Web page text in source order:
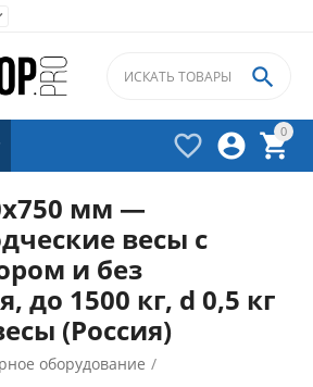
0




мм —
весы с
и без
до 1500 кг, d 0,5 кг
(Россия)
оборудование /